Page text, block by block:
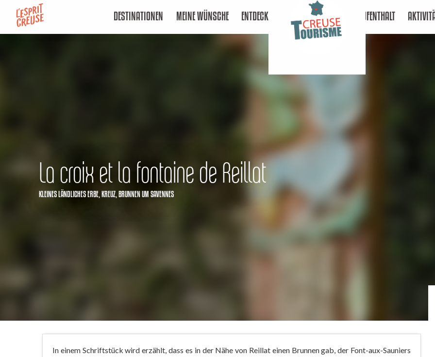
contenu
DESTINATIONEN MEINE WÜNSCHE ENTDECKEN AUFENTHALT
La croix et la fontaine de Reillat
KLEINES LÄNDLICHES ERBE, KREUZ, BRUNNENUM SAVENNES
In einem Schriftstück wird erzählt, dass es in der Nähe von Reillat einen Brunnen gab, der Font-aux-Sauniers